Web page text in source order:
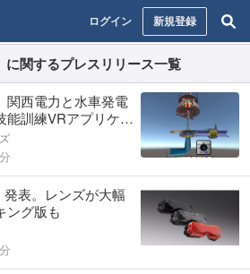
ログイン 新規登録
に関するプレスリリース一覧
関西電力と水車発電
能訓練VRアプリケー
発表。レンズが大幅
ング版も